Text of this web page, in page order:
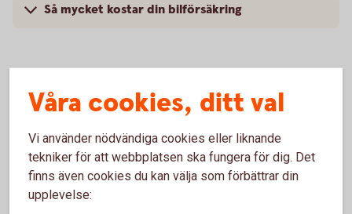
Så mycket kostar din bilförsäkring
Vanliga frågor om att försäkra
Hyundai
Trafik, hel och halv – vad är det för skillnad på
försäkringarna?
Våra cookies, ditt val
Vi använder nödvändiga cookies eller liknande
tekniker för att webbplatsen ska fungera för dig. Det
finns även cookies du kan välja som förbättrar din
upplevelse: